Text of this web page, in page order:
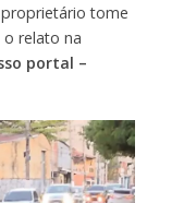
tome
o relato na
portal –